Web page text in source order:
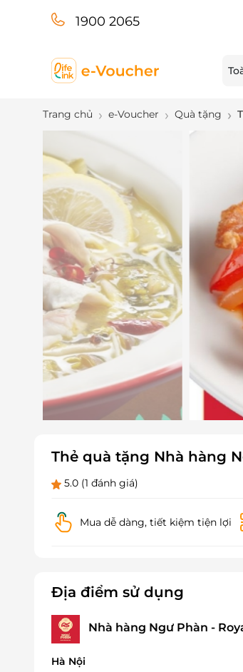
1900 2065
Trang chủ e-Voucher Quà tặng
Thẻ quà tặng Nhà hàng
5.0 (1 đánh giá)
Mua dễ dàng, tiết kiệm tiện lợi
Địa điểm sử dụng
Nhà hàng Ngư Phàn -
Hà Nội